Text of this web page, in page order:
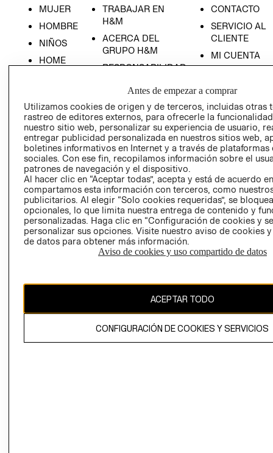
MUJER
HOMBRE
NIÑOS
HOME
TRABAJAR EN
H&M
ACERCA DEL
GRUPO H&M
RESPONSABILIDAD
PRENSA
RELACIÓN CON
INVERSIONISTAS
POLÍTICA
EMPRESARIAL
CONTACTO
SERVICIO AL
CLIENTE
MI CUENTA
- RETIRO EN
TIENDA
TÉRMINOS Y
CONDICIONES
PRIVACIDAD
GIFT CARD
AVISO DE
COOKIES
Uruguay ($U)
Antes de empezar a comprar
Utilizamos cookies de origen y de terceros, incluidas otras
rastreo de editores externos, para ofrecerle la
nuestro sitio web, personalizar su experiencia de usuario,
entregar publicidad personalizada en nuestros sitios web,
boletines informativos en Internet y a través de plataformas
sociales. Con ese fin, recopilamos información sobre el
patrones de navegación y el dispositivo.
Al hacer clic en “Aceptar todas”, acepta y está de acuerdo
compartamos esta información con terceros, como
publicitarios. Al elegir “Solo cookies requeridas”, se
opcionales, lo que limita nuestra entrega de contenido y
personalizadas. Haga clic en “Configuración de cookies y
personalizar sus opciones. Visite nuestro aviso de cookies
de datos para obtener más información.
Aviso de cookies y uso compartido de datos
ACEPTAR TODO
CONFIGURACIÓN DE COOKIES Y SERVICIOS